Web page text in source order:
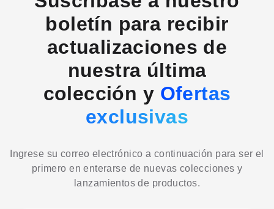
boletín para recibir
actualizaciones de
nuestra última
colección y Ofertas
exclusivas
Ingrese su correo electrónico a continuación para ser el
primero en enterarse de nuevas colecciones y
lanzamientos de productos.